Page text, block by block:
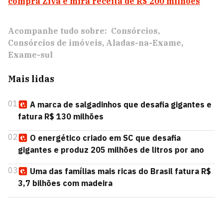
Acompanhe tudo sobre: Consórcios
Consórcios de imóveis Aladas-na-Exame
Exame-sul
Mais lidas
01
A marca de salgadinhos que desafia gigantes e
fatura R$ 130 milhões
02
O energético criado em SC que desafia
gigantes e produz 205 milhões de litros por ano
03
Uma das famílias mais ricas do Brasil fatura R$
3,7 bilhões com madeira